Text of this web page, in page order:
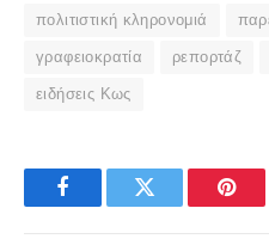
πολιτιστική κληρονομιά
γραφειοκρατία ρεπορτάζ
ειδήσεις Κως
FacebookTwitter